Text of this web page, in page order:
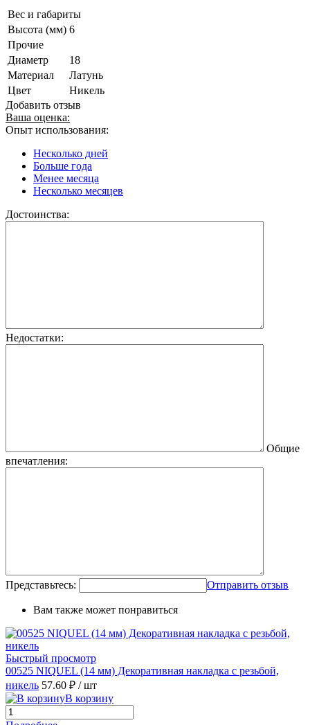
Вес и габариты
Высота (мм) 6
Прочие
Диаметр
18
Материал
Латунь
Цвет
Никель
Добавить отзыв
Ваша оценка:
Опыт использования:
Несколько дней
Больше года
Менее месяца
Несколько месяцев
Достоинства:
Недостатки:
Общие
впечатления:
Представьтесь: Отправить отзыв
Вам также может понравиться
Быстрый просмотр
00525 NIQUEL (14 мм) Декоративная накладка с резьбой,
никель 57.60 ₽ / шт
В корзину